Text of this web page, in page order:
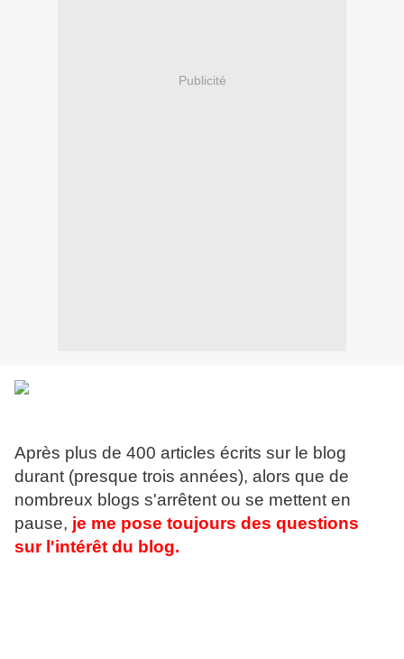
Publicité
Après plus de 400 articles écrits sur le blog
durant (presque trois années), alors que de
nombreux blogs s'arrêtent ou se mettent en
pause, je me pose toujours des questions
sur l'intérêt du blog.